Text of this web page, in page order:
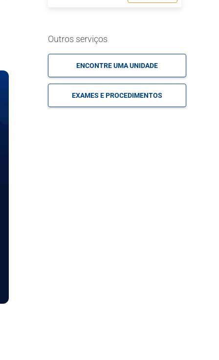
Outros serviços
ENCONTRE UMA UNIDADE
EXAMES E PROCEDIMENTOS